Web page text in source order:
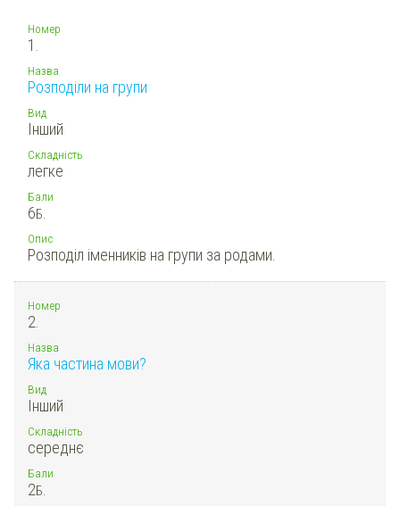
Номер
1.
Назва
Розподіли на групи
Вид
Інший
Складність
легке
Бали
6Б.
Опис
Розподіл іменників на групи за родами.
Номер
2.
Назва
Яка частина мови?
Вид
Інший
Складність
середнє
Бали
2Б.